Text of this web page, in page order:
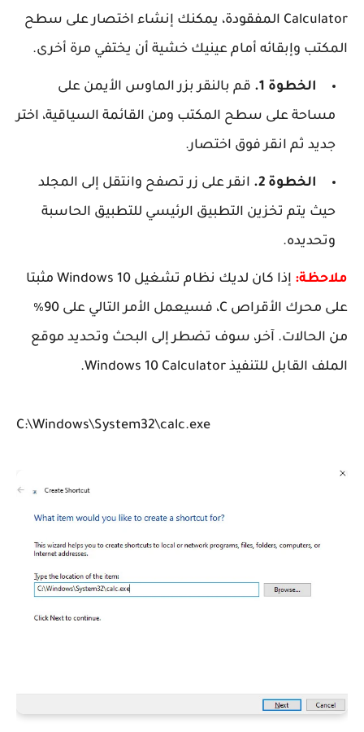
Calculator المفقودة، يمكنك إنشاء اختصار على سطح
المكتب وإبقائه أمام عينيك خشية أن يختفي مرة أخرى.
الخطوة 1.
قم بالنقر بزر الماوس الأيمن على
مساحة على سطح المكتب ومن القائمة السياقية، اختر
جديد ثم انقر فوق اختصار.
الخطوة 2.
انقر على زر تصفح وانتقل إلى المجلد
حيث يتم تخزين التطبيق الرئيسي للتطبيق الحاسبة
وتحديده.
ملاحظة:
إذا كان لديك نظام تشغيل Windows 10 مثبتا
على محرك الأقراص C، فسيعمل الأمر التالي على 90٪
من الحالات. آخر، سوف تضطر إلى البحث وتحديد موقع
الملف القابل للتنفيذ Windows 10 Calculator.
C:\Windows\System32\calc.exe